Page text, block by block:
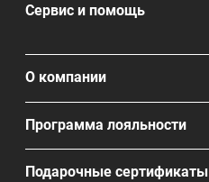
Сервис и помощь
О компании
Программа лояльности
Подарочные сертификаты